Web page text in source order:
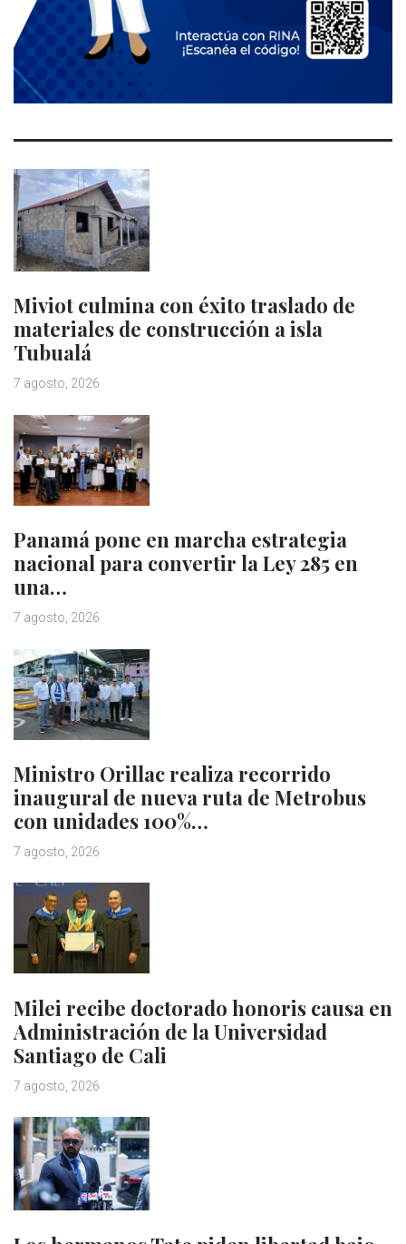
Miviot culmina con éxito traslado de
materiales de construcción a isla
Tubualá
7 agosto, 2026
Panamá pone en marcha estrategia
nacional para convertir la Ley 285 en
una…
7 agosto, 2026
Ministro Orillac realiza recorrido
inaugural de nueva ruta de Metrobus
con unidades 100%…
7 agosto, 2026
Milei recibe doctorado honoris causa en
Administración de la Universidad
Santiago de Cali
7 agosto, 2026